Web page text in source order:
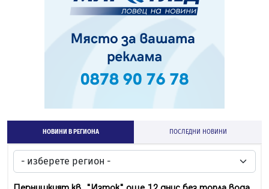
НОВИНИ В РЕГИОНА ПОСЛЕДНИ НОВИНИ